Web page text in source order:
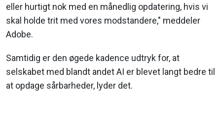
eller hurtigt nok med en månedlig opdatering, hvis vi
skal holde trit med vores modstandere," meddeler
Adobe.
Samtidig er den øgede kadence udtryk for, at
selskabet med blandt andet AI er blevet langt bedre til
at opdage sårbarheder, lyder det.